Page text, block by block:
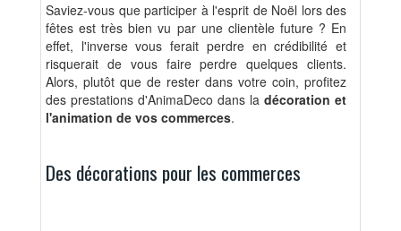
Saviez-vous que participer à l'esprit de Noël lors des
fêtes est très bien vu par une clientèle future ? En
effet, l'inverse vous ferait perdre en crédibilité et
risquerait de vous faire perdre quelques clients.
Alors, plutôt que de rester dans votre coin, profitez
des prestations d'AnimaDeco dans la décoration et
l'animation de vos commerces.
Des décorations pour les commerces